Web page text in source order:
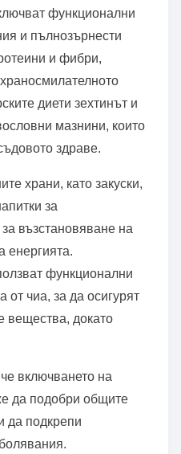
функционални
и пълнозърнести
и фибри,
диети зехтинът и
мазнини, които
здраве.
храни, като закуски,
за
възстановяване на
енергията.
функционални
от чиа, за да осигурят
вещества, докато
включването на
да подобри общите
да подкрепи